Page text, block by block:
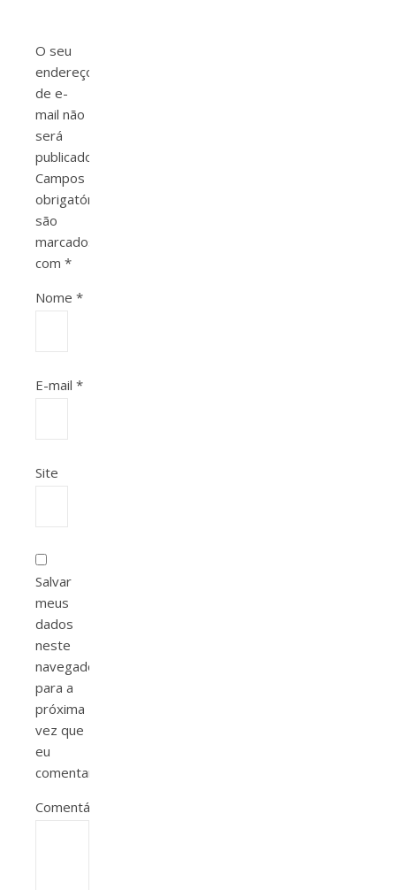
O seu
endereço
de e-
mail não
será
publicado.
Campos
obrigatórios
são
marcados
com *
Nome *
E-mail *
Site
Salvar
meus
dados
neste
navegador
para a
próxima
vez que
eu
comentar.
Comentário